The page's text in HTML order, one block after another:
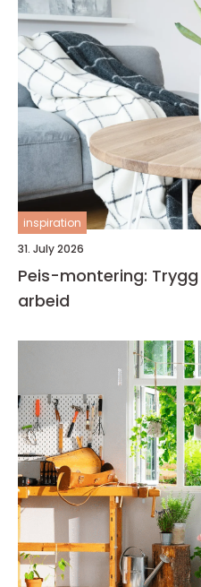
inspiration
31. July 2026
Peis-montering:
arbeid